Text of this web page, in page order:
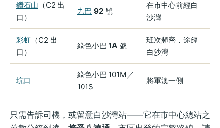
鑽石山 （C2 出
口）
九巴 92 號
在市中心前經白
沙灣
彩虹 （C2 出
口）
綠色小巴 1A 號
班次頻密，途經
白沙灣
坑口
綠色小巴 101M／
101S
將軍澳一側
只需告訴司機，或留意白沙灣站——它在市中心總站之